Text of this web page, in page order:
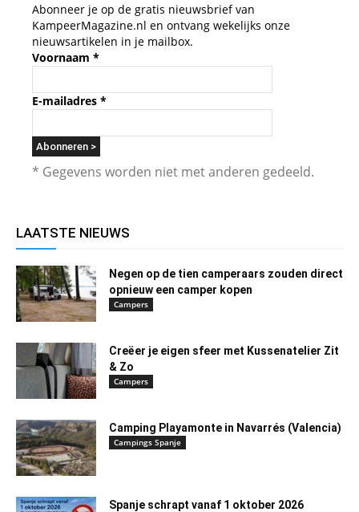
Abonneer je op de gratis nieuwsbrief van
KampeerMagazine.nl en ontvang wekelijks onze
nieuwsartikelen in je mailbox.
Voornaam *
E-mailadres *
* Gegevens worden niet met anderen gedeeld.
LAATSTE NIEUWS
Negen op de tien camperaars zouden direct
opnieuw een camper kopen
Campers
Creëer je eigen sfeer met Kussenatelier Zit
& Zo
Campers
Camping Playamonte in Navarrés (Valencia)
Campings Spanje
Spanje schrapt vanaf 1 oktober 2026